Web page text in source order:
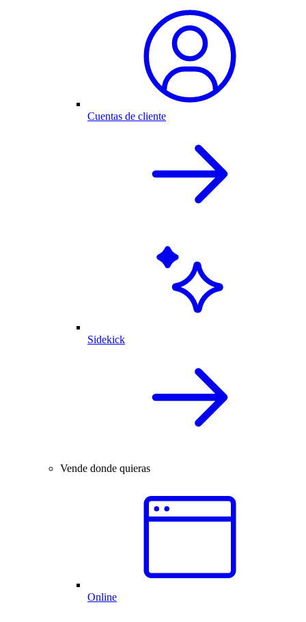
Cuentas de cliente
Sidekick
Vende donde quieras
Online